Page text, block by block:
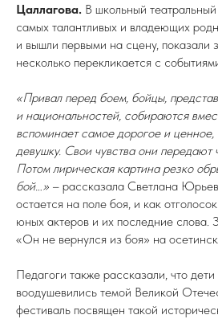
Цаллагова. В школьный
самых талантливых и владеющих
и вышли первыми на сцену, показали
несколько перекликается с
«Привал перед боем, бойцы,
и национальностей, собираются
вспоминает самое дорогое и ценное,
девушку. Свои чувства они передают
Потом лирическая картина резко
бой…» – рассказала Светлана
остается на поле боя, и как
юных актеров и их последние слова.
«Он не вернулся из боя» на
Педагоги также рассказали, что
воодушевились темой Великой
фестиваль посвящен такой